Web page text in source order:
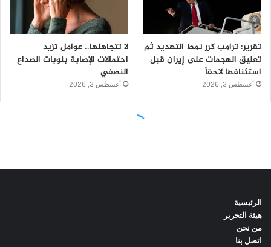
الرئيسية
هيئة التحرير
من نحن
اتصل بنا